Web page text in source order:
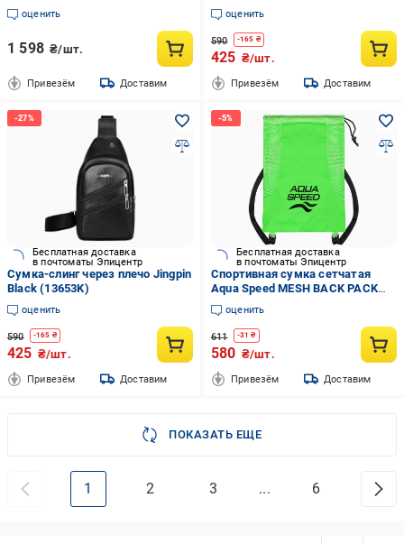
оценить
1 598 ₴/шт.
Привезём Доставим
оценить
590 -165 ₴
425 ₴/шт.
Привезём Доставим
Бесплатная доставка
в почтоматы Эпицентр
Сумка-слинг через плечо Jingpin
Black (13653K)
оценить
590 -165 ₴
425 ₴/шт.
Привезём Доставим
Бесплатная доставка
в почтоматы Эпицентр
Спортивная сумка сетчатая
Aqua Speed MESH BACK PACK
61165 унисекс 51x36 см
Салатовый/Черный (24598469)
оценить
611 -31 ₴
580 ₴/шт.
Привезём Доставим
ПОКАЗАТЬ ЕЩЕ
1 2 3 ... 6